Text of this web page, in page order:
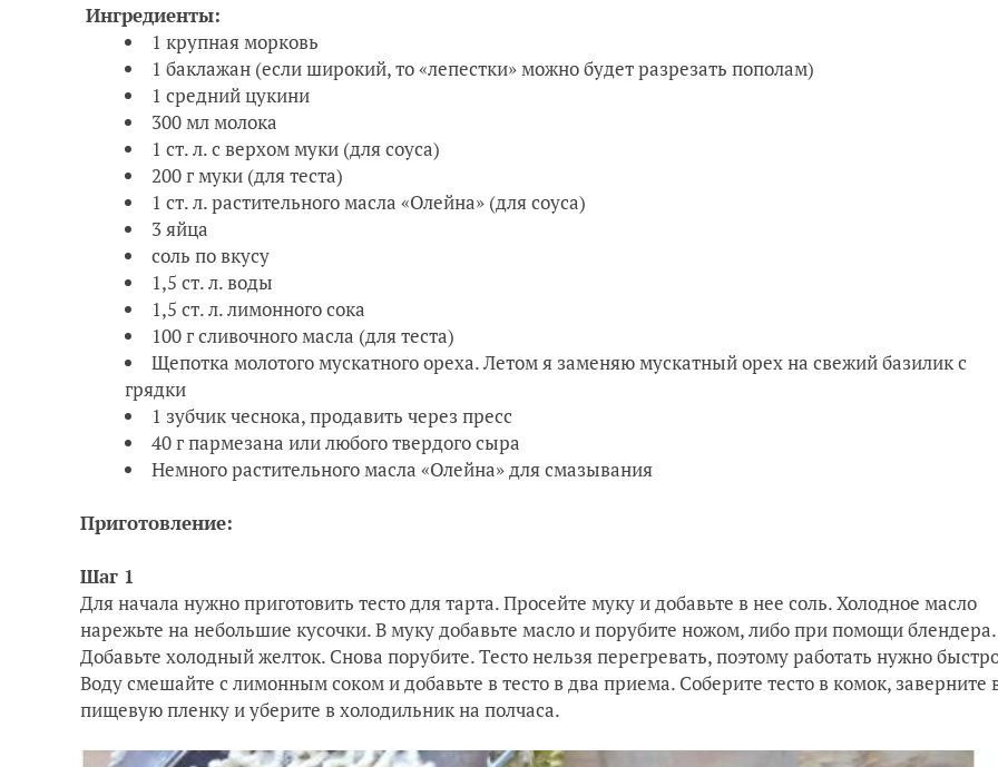
Ингредиенты:
1 крупная морковь
1 баклажан (если широкий, то «лепестки» можно будет разрезать пополам)
1 средний цукини
300 мл молока
1 ст. л. с верхом муки (для соуса)
200 г муки (для теста)
1 ст. л. растительного масла «Олейна» (для соуса)
3 яйца
соль по вкусу
1,5 ст. л. воды
1,5 ст. л. лимонного сока
100 г сливочного масла (для теста)
Щепотка молотого мускатного ореха. Летом я заменяю мускатный орех на свежий базилик с
грядки
1 зубчик чеснока, продавить через пресс
40 г пармезана или любого твердого сыра
Немного растительного масла «Олейна» для смазывания
Приготовление:
Шаг 1
Для начала нужно приготовить тесто для тарта. Просейте муку и добавьте в нее соль. Холодное масло
нарежьте на небольшие кусочки. В муку добавьте масло и порубите ножом, либо при помощи блендера.
Добавьте холодный желток. Снова порубите. Тесто нельзя перегревать, поэтому работать нужно
Воду смешайте с лимонным соком и добавьте в тесто в два приема. Соберите тесто в комок, заверните
пищевую пленку и уберите в холодильник на полчаса.